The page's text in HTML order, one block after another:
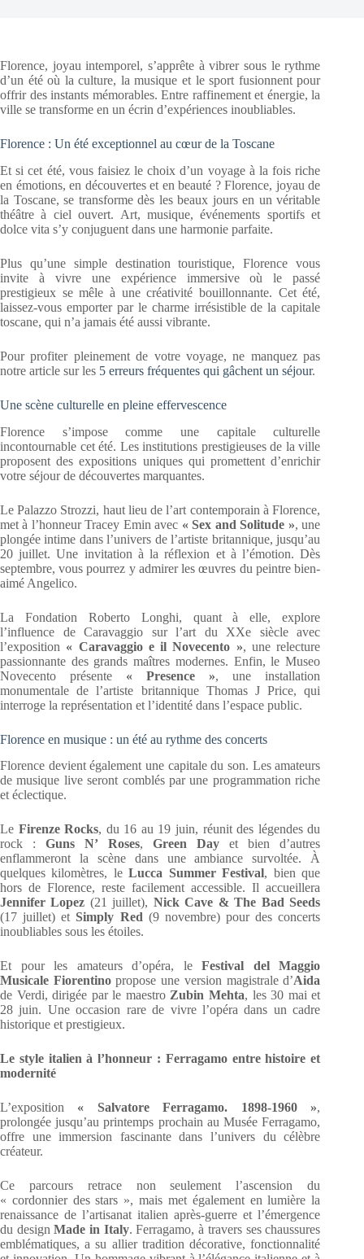
Florence, joyau intemporel, s’apprête à vibrer sous le rythme
d’un été où la culture, la musique et le sport fusionnent pour
offrir des instants mémorables. Entre raffinement et énergie, la
ville se transforme en un écrin d’expériences inoubliables.
Florence : Un été exceptionnel au cœur de la Toscane
Et si cet été, vous faisiez le choix d’un voyage à la fois riche
en émotions, en découvertes et en beauté ? Florence, joyau de
la Toscane, se transforme dès les beaux jours en un véritable
théâtre à ciel ouvert. Art, musique, événements sportifs et
dolce vita s’y conjuguent dans une harmonie parfaite.
Plus qu’une simple destination touristique, Florence vous
invite à vivre une expérience immersive où le passé
prestigieux se mêle à une créativité bouillonnante. Cet été,
laissez-vous emporter par le charme irrésistible de la capitale
toscane, qui n’a jamais été aussi vibrante.
Pour profiter pleinement de votre voyage, ne manquez pas
notre article sur les 5 erreurs fréquentes qui gâchent un séjour.
Une scène culturelle en pleine effervescence
Florence s’impose comme une capitale culturelle
incontournable cet été. Les institutions prestigieuses de la ville
proposent des expositions uniques qui promettent d’enrichir
votre séjour de découvertes marquantes.
Le Palazzo Strozzi, haut lieu de l’art contemporain à Florence,
met à l’honneur Tracey Emin avec « Sex and Solitude », une
plongée intime dans l’univers de l’artiste britannique, jusqu’au
20 juillet. Une invitation à la réflexion et à l’émotion. Dès
septembre, vous pourrez y admirer les œuvres du peintre bien-
aimé Angelico.
La Fondation Roberto Longhi, quant à elle, explore
l’influence de Caravaggio sur l’art du XXe siècle avec
l’exposition « Caravaggio e il Novecento », une relecture
passionnante des grands maîtres modernes. Enfin, le Museo
Novecento présente « Presence », une installation
monumentale de l’artiste britannique Thomas J Price, qui
interroge la représentation et l’identité dans l’espace public.
Florence en musique : un été au rythme des concerts
Florence devient également une capitale du son. Les amateurs
de musique live seront comblés par une programmation riche
et éclectique.
Le Firenze Rocks, du 16 au 19 juin, réunit des légendes du
rock :Guns N’ Roses, Green Dayet bien d’autres
enflammeront la scène dans une ambiance survoltée. À
quelques kilomètres, leLucca Summer Festival, bien que
hors de Florence, reste facilement accessible. Il accueillera
Jennifer Lopez (21 juillet), Nick Cave & The Bad Seeds
(17 juillet) et Simply Red (9 novembre) pour des concerts
inoubliables sous les étoiles.
Et pour les amateurs d’opéra, leFestival del Maggio
Musicale Fiorentinopropose une version magistrale d’Aida
de Verdi, dirigée par le maestro Zubin Mehta, les 30 mai et
28 juin. Une occasion rare de vivre l’opéra dans un cadre
historique et prestigieux.
Le style italien à l’honneur : Ferragamo entre histoire et
modernité
L’exposition « Salvatore Ferragamo. 1898-1960 »,
prolongée jusqu’au printemps prochain au Musée Ferragamo,
offre une immersion fascinante dans l’univers du célèbre
créateur.
Ce parcours retrace non seulement l’ascension du
« cordonnier des stars », mais met également en lumière la
renaissance de l’artisanat italien après-guerre et l’émergence
du designMade in Italy. Ferragamo, à travers ses chaussures
emblématiques, a su allier tradition décorative, fonctionnalité